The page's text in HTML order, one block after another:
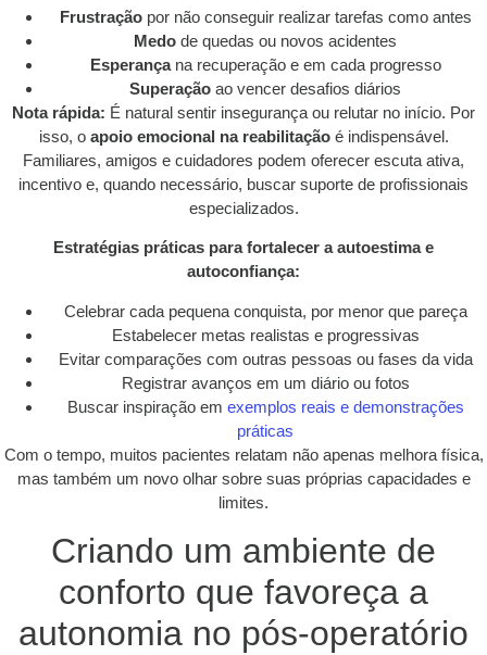
Frustraçãopor não conseguir realizar tarefas como antes
Medo de quedas ou novos acidentes
Esperançana recuperação e em cada progresso
Superação ao vencer desafios diários
Nota rápida: É natural sentir insegurança ou relutar no início. Por
isso, o apoio emocional na reabilitaçãoé indispensável.
Familiares, amigos e cuidadores podem oferecer escuta ativa,
incentivo e, quando necessário, buscar suporte de profissionais
especializados.
Estratégias práticas para fortalecer a autoestima e
autoconfiança:
Celebrar cada pequena conquista, por menor que pareça
Estabelecer metas realistas e progressivas
Evitar comparações com outras pessoas ou fases da vida
Registrar avanços em um diário ou fotos
Buscar inspiração em exemplos reais e demonstrações
práticas
Com o tempo, muitos pacientes relatam não apenas melhora física,
mas também um novo olhar sobre suas próprias capacidades e
limites.
Criando um ambiente de
conforto que favoreça a
autonomia no pós-operatório